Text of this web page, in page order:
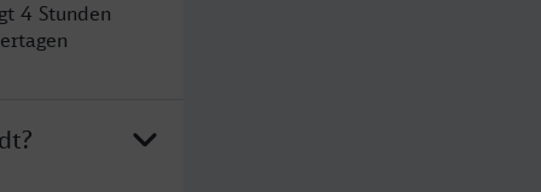
4 Stunden